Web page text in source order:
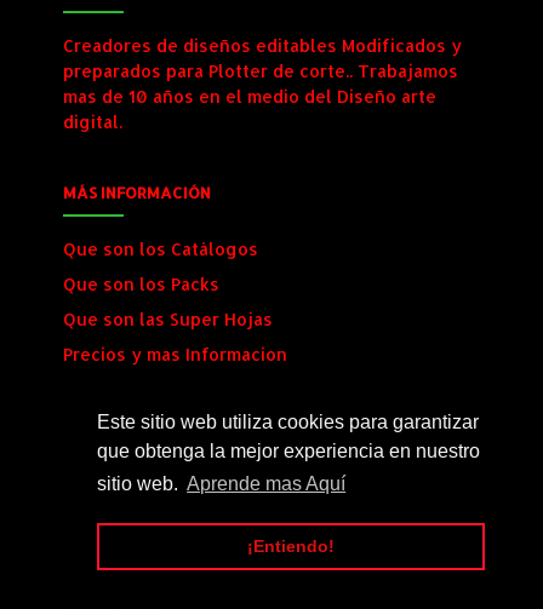
Este sitio web utiliza cookies para garantizar
que obtenga la mejor experiencia en nuestro
sitio web. Aprende mas Aquí
¡Entiendo!
Creadores de diseños editables Modificados y
preparados para Plotter de corte.. Trabajamos
mas de 10 años en el medio del Diseño arte
digital.
MÁS INFORMACIÓN
Que son los Catálogos
Que son los Packs
Que son las Super Hojas
Precios y mas Informacion
SÍGUENOS